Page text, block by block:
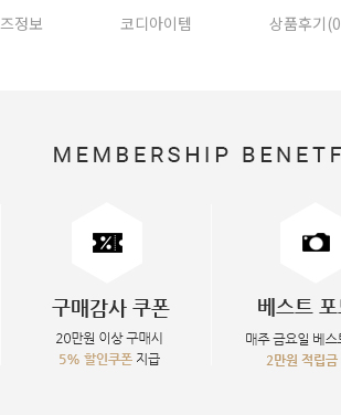
정보 코디아이템 상품후기(0